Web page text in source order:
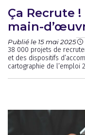
Ça Recrute
main-
Publié le 15 mai 2025
38 000 projets de
et des dispositifs
cartographie de l’emploi